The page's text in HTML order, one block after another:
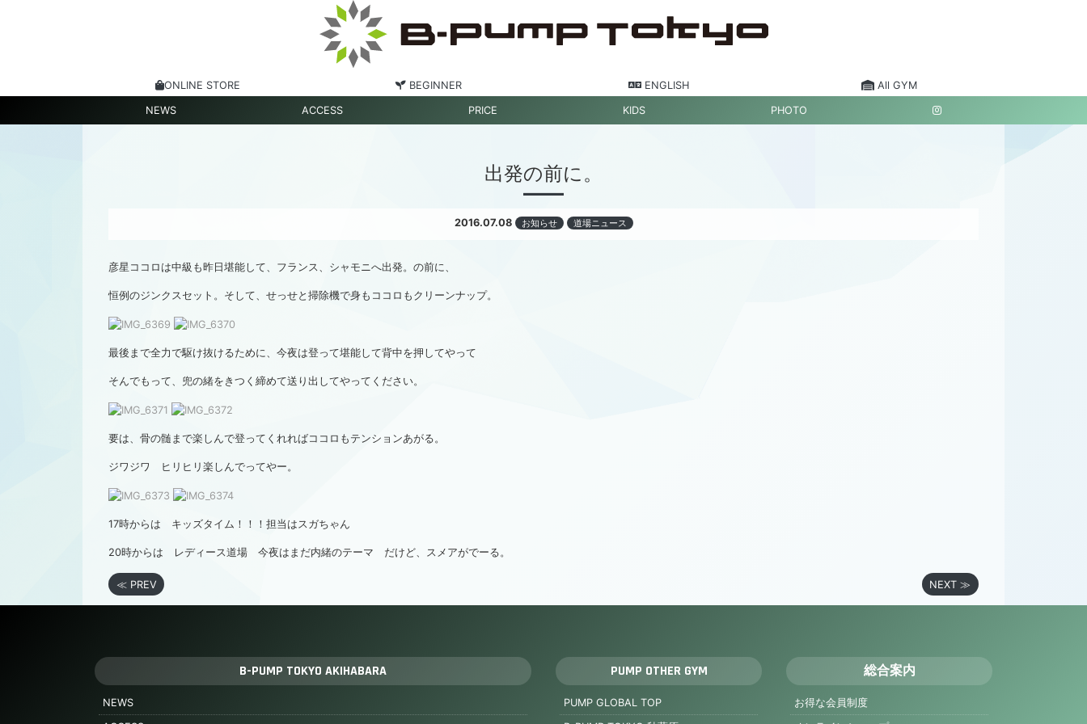
ONLINE STORE BEGINNER ENGLISH All GYM
NEWS ACCESS PRICE KIDS PHOTO
出発の前に。
2016.07.08 お知らせ 道場ニュース
彦星ココロは中級も昨日堪能して、フランス、シャモニへ出発。の前に、
恒例のジンクスセット。そして、せっせと掃除機で身もココロもクリーンナップ。
最後まで全力で駆け抜けるために、今夜は登って堪能して背中を押してやって
そんでもって、兜の緒をきつく締めて送り出してやってください。
要は、骨の髄まで楽しんで登ってくれればココロもテンションあがる。
ジワジワ ヒリヒリ楽しんでってやー。
17時からは キッズタイム！！！担当はスガちゃん
20時からは レディース道場 今夜はまだ内緒のテーマ だけど、スメアがでーる。
≪ PREV NEXT ≫
B-PUMP TOKYO AKIHABARA
NEWS
PUMP OTHER GYM
PUMP GLOBAL TOP
総合案内
お得な会員制度